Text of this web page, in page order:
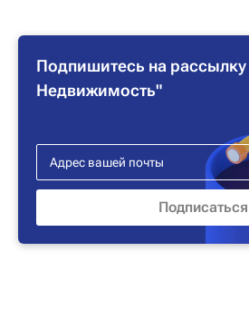
Подпишитесь на
Недвижимость"